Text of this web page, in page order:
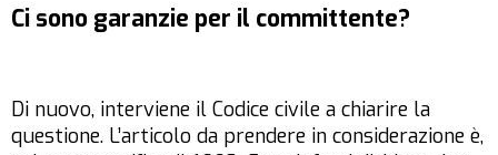
Ci sono garanzie per il committente?
Di nuovo, interviene il Codice civile a chiarire la
questione. L’articolo da prendere in considerazione è,